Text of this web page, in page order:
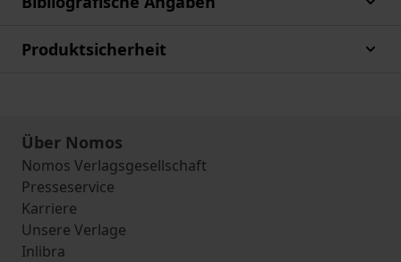
Produktsicherheit
Über Nomos
Nomos Verlagsgesellschaft
Presseservice
Karriere
Unsere Verlage
Inlibra